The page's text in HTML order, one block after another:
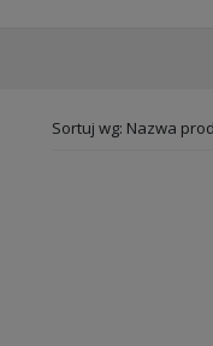
Sortuj wg: Nazwa